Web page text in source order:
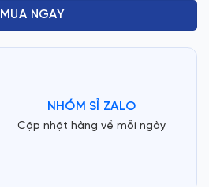
MUA NGAY
NHÓM SỈ ZALO
Cập nhật hàng về mỗi ngày